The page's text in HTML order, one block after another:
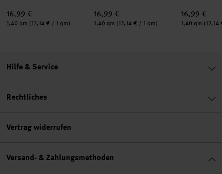
16,99 €
Inhalt:
1,40 qm (12,14 € / 1 qm)
16,99 €
Inhalt:
1,40 qm (12,14 € / 1 qm)
16,99 €
Inhalt:
1,40 qm (12,14
Hilfe & Service
Rechtliches
Vertrag widerrufen
Versand- & Zahlungsmethoden